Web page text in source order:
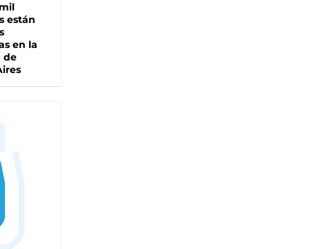
están
en la
de